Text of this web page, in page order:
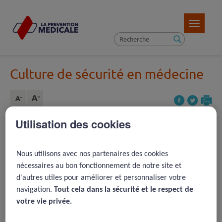
Toggle
Culture de sécurité en médecine
REVENIR À LA LISTE D'ARTICLES
Article suivant ( 32 )
2003 -Communication failures:
Utilisation des cookies
Nous utilisons avec nos partenaires des cookies
nécessaires au bon fonctionnement de notre site et
d'autres utiles pour améliorer et personnaliser votre
navigation.Tout cela dans la sécurité et le respect de
votre vie privée.​